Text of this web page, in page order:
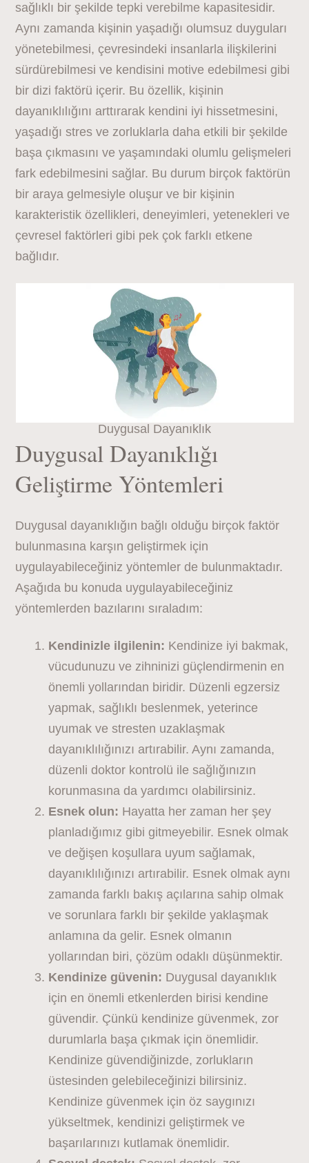
sağlıklı bir şekilde tepki verebilme kapasitesidir.
Aynı zamanda kişinin yaşadığı olumsuz duyguları
yönetebilmesi, çevresindeki insanlarla ilişkilerini
sürdürebilmesi ve kendisini motive edebilmesi gibi
bir dizi faktörü içerir. Bu özellik, kişinin
dayanıklılığını arttırarak kendini iyi hissetmesini,
yaşadığı stres ve zorluklarla daha etkili bir şekilde
başa çıkmasını ve yaşamındaki olumlu gelişmeleri
fark edebilmesini sağlar. Bu durum birçok faktörün
bir araya gelmesiyle oluşur ve bir kişinin
karakteristik özellikleri, deneyimleri, yetenekleri ve
çevresel faktörleri gibi pek çok farklı etkene
bağlıdır.
Duygusal Dayanıklık
Duygusal Dayanıklığı
Geliştirme Yöntemleri
Duygusal dayanıklığın bağlı olduğu birçok faktör
bulunmasına karşın geliştirmek için
uygulayabileceğiniz yöntemler de bulunmaktadır.
Aşağıda bu konuda uygulayabileceğiniz
yöntemlerden bazılarını sıraladım:
Kendinizle ilgilenin: Kendinize iyi bakmak,
vücudunuzu ve zihninizi güçlendirmenin en
önemli yollarından biridir. Düzenli egzersiz
yapmak, sağlıklı beslenmek, yeterince
uyumak ve stresten uzaklaşmak
dayanıklılığınızı artırabilir. Aynı zamanda,
düzenli doktor kontrolü ile sağlığınızın
korunmasına da yardımcı olabilirsiniz.
Esnek olun: Hayatta her zaman her şey
planladığımız gibi gitmeyebilir. Esnek olmak
ve değişen koşullara uyum sağlamak,
dayanıklılığınızı artırabilir. Esnek olmak aynı
zamanda farklı bakış açılarına sahip olmak
ve sorunlara farklı bir şekilde yaklaşmak
anlamına da gelir. Esnek olmanın
yollarından biri, çözüm odaklı düşünmektir.
Kendinize güvenin: Duygusal dayanıklık
için en önemli etkenlerden birisi kendine
güvendir. Çünkü kendinize güvenmek, zor
durumlarla başa çıkmak için önemlidir.
Kendinize güvendiğinizde, zorlukların
üstesinden gelebileceğinizi bilirsiniz.
Kendinize güvenmek için öz saygınızı
yükseltmek, kendinizi geliştirmek ve
başarılarınızı kutlamak önemlidir.